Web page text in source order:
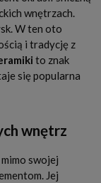
wnętrzach.
W ten oto
i tradycję z
to znak
się popularna
wnętrz
swojej
Jej